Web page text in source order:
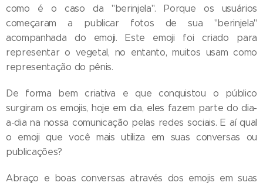
como é o caso da "berinjela". Porque os usuários
começaram a publicar fotos de sua "berinjela"
acompanhada do emoji. Este emoji foi criado para
representar o vegetal, no entanto, muitos usam como
representação do pênis.
De forma bem criativa e que conquistou o público
surgiram os emojis, hoje em dia, eles fazem parte do dia-
a-dia na nossa comunicação pelas redes sociais. E aí qual
o emoji que você mais utiliza em suas conversas ou
publicações?
Abraço e boas conversas através dos emojis em suas